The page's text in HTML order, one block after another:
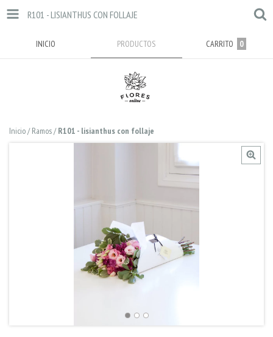
R101 - LISIANTHUS CON FOLLAJE
INICIO PRODUCTOS CARRITO 0
Inicio/ Ramos/ R101 - lisianthus con follaje